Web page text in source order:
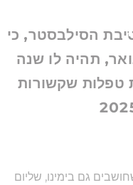
הסילבסטר, כי
בלגן מסביבו ב-1 לינואר, תהיה לו שנה
טפלות שקשורות
גם בימינו, שליום